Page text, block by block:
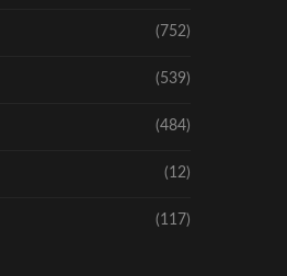
(752)
(539)
(484)
(12)
(117)